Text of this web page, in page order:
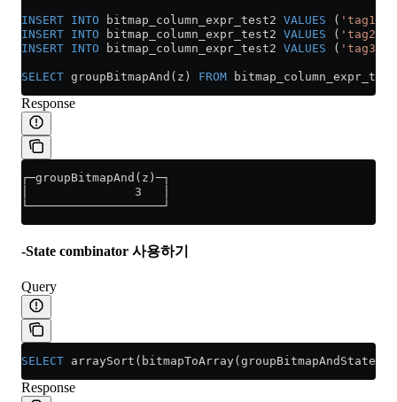
INSERT INTO bitmap_column_expr_test2 VALUES ( 'tag1'
INSERT INTO bitmap_column_expr_test2 VALUES ( 'tag2'
INSERT INTO bitmap_column_expr_test2 VALUES ( 'tag3'
SELECT groupBitmapAnd(z) FROM
Response
┌─groupBitmapAnd(z)─┐
│               3   │
└───────────────────┘
-State combinator 사용하기
Query
SELECT
Response